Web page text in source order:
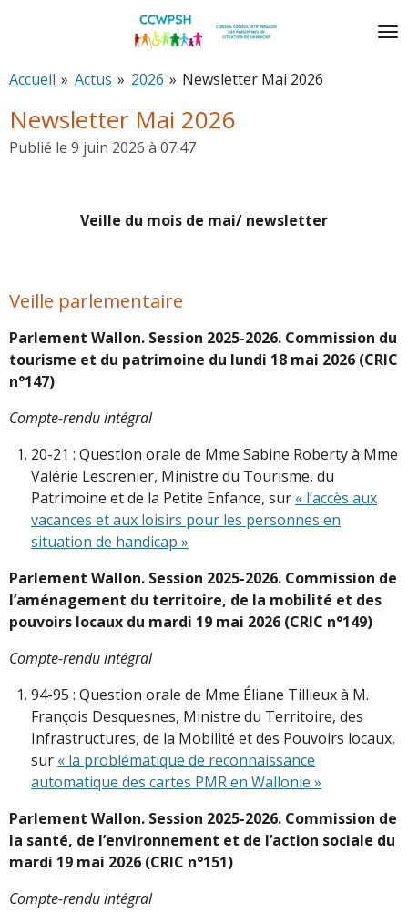
principal
Accueil » Actus » 2026 » Newsletter Mai 2026
Newsletter Mai 2026
Publié le 9 juin 2026 à 07:47
Veille du mois de mai/ newsletter
Veille parlementaire
Parlement Wallon. Session 2025-2026. Commission du
tourisme et du patrimoine du lundi 18 mai 2026 (CRIC
n°147)
Compte-rendu intégral
20-21 : Question orale de Mme Sabine Roberty à Mme
Valérie Lescrenier, Ministre du Tourisme, du
Patrimoine et de la Petite Enfance, sur « l’accès aux
vacances et aux loisirs pour les personnes en
situation de handicap »
Parlement Wallon. Session 2025-2026. Commission de
l’aménagement du territoire, de la mobilité et des
pouvoirs locaux du mardi 19 mai 2026 (CRIC n°149)
Compte-rendu intégral
94-95 : Question orale de Mme Éliane Tillieux à M.
François Desquesnes, Ministre du Territoire, des
Infrastructures, de la Mobilité et des Pouvoirs locaux,
sur « la problématique de reconnaissance
automatique des cartes PMR en Wallonie »
Parlement Wallon. Session 2025-2026. Commission de
la santé, de l’environnement et de l’action sociale du
mardi 19 mai 2026 (CRIC n°151)
Compte-rendu intégral